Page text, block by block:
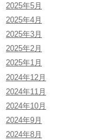
2025年5月
2025年4月
2025年3月
2025年2月
2025年1月
2024年12月
2024年11月
2024年10月
2024年9月
2024年8月